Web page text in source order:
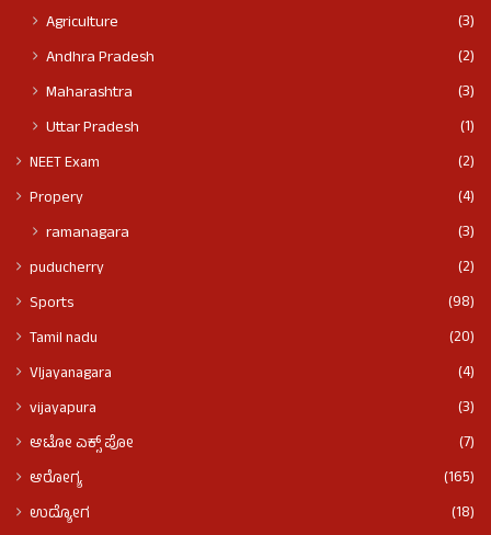
Agriculture
(3)
Andhra Pradesh
(2)
Maharashtra
(3)
Uttar Pradesh
(1)
NEET Exam
(2)
Propery
(4)
ramanagara (3)
puducherry
(2)
Sports
(98)
Tamil nadu
(20)
VIjayanagara
(4)
vijayapura
(3)
ಆಟೋ ಎಕ್ಸ್ ಪೋ
(7)
ಆರೋಗ್ಯ
(165)
ಉದ್ಯೋಗ
(18)